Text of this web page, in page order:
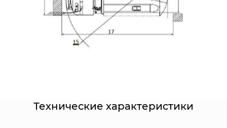
Технические характеристики